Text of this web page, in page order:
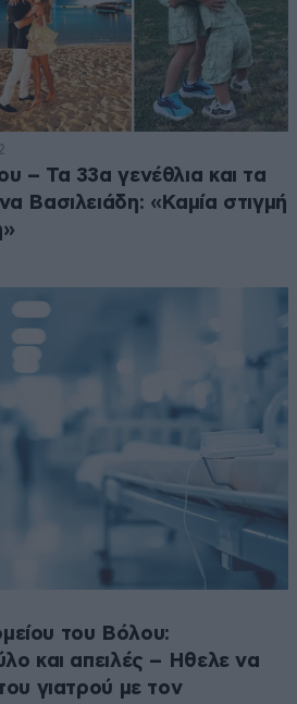
– Τα 33α γενέθλια και τα
Βασιλειάδη: «Καμία στιγμή
του Βόλου:
και απειλές – Ηθελε να
γιατρού με τον